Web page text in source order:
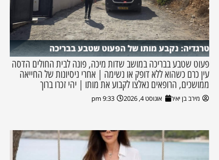
טרגדיה: נקבע מותו של הפעוט שטבע בבריכה
פעוט שטבע בבריכה במושב שדות מיכה, פונה לבית החולים הדסה
עין כרם כשהוא ללא דופק או נשימה | אחרי ניסיונות של החייאה
ממושכים, הרופאים נאלצו לקבוע את מותו | יהי זכרו ברוך
מירב בן יאיר אוגוסט 4, 2026 9:33 pm